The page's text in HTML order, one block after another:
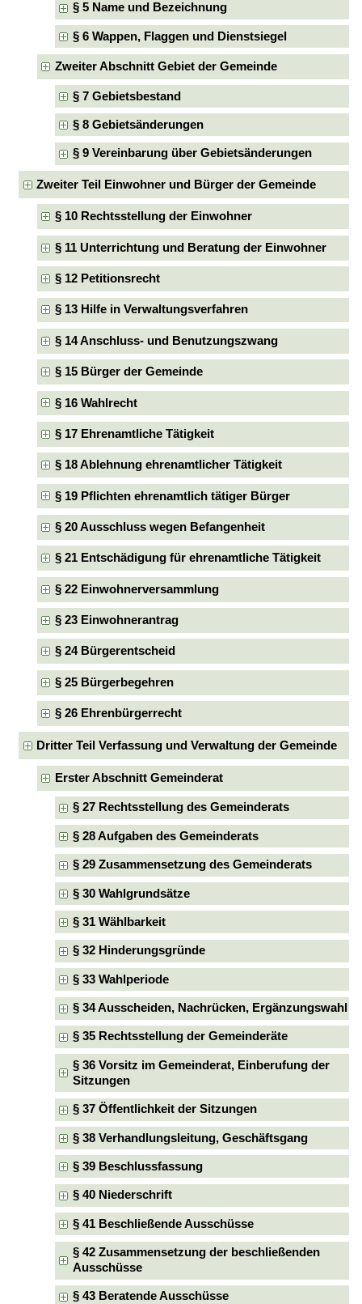
§ 5 Name und Bezeichnung
§ 6 Wappen, Flaggen und Dienstsiegel
Zweiter Abschnitt Gebiet der Gemeinde
§ 7 Gebietsbestand
§ 8 Gebietsänderungen
§ 9 Vereinbarung über Gebietsänderungen
Zweiter Teil Einwohner und Bürger der Gemeinde
§ 10 Rechtsstellung der Einwohner
§ 11 Unterrichtung und Beratung der Einwohner
§ 12 Petitionsrecht
§ 13 Hilfe in Verwaltungsverfahren
§ 14 Anschluss- und Benutzungszwang
§ 15 Bürger der Gemeinde
§ 16 Wahlrecht
§ 17 Ehrenamtliche Tätigkeit
§ 18 Ablehnung ehrenamtlicher Tätigkeit
§ 19 Pflichten ehrenamtlich tätiger Bürger
§ 20 Ausschluss wegen Befangenheit
§ 21 Entschädigung für ehrenamtliche Tätigkeit
§ 22 Einwohnerversammlung
§ 23 Einwohnerantrag
§ 24 Bürgerentscheid
§ 25 Bürgerbegehren
§ 26 Ehrenbürgerrecht
Dritter Teil Verfassung und Verwaltung der Gemeinde
Erster Abschnitt Gemeinderat
§ 27 Rechtsstellung des Gemeinderats
§ 28 Aufgaben des Gemeinderats
§ 29 Zusammensetzung des Gemeinderats
§ 30 Wahlgrundsätze
§ 31 Wählbarkeit
§ 32 Hinderungsgründe
§ 33 Wahlperiode
§ 34 Ausscheiden, Nachrücken, Ergänzungswahl
§ 35 Rechtsstellung der Gemeinderäte
§ 36 Vorsitz im Gemeinderat, Einberufung der
Sitzungen
§ 37 Öffentlichkeit der Sitzungen
§ 38 Verhandlungsleitung, Geschäftsgang
§ 39 Beschlussfassung
§ 40 Niederschrift
§ 41 Beschließende Ausschüsse
§ 42 Zusammensetzung der beschließenden
Ausschüsse
§ 43 Beratende Ausschüsse